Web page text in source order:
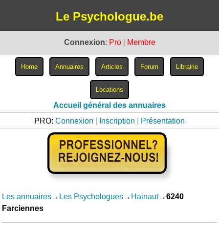
Le Psychologue.be
Connexion: Pro Membre
Accueil général des annuaires
PRO: Connexion Inscription Présentation
Les annuaires→ Les Psychologues→ Hainaut→6240
Farciennes